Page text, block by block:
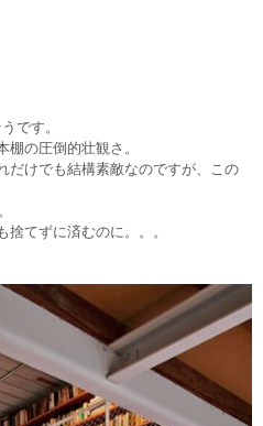
です。
の圧倒的壮観さ。
だけでも結構素敵なのですが、この
てずに済むのに。。。